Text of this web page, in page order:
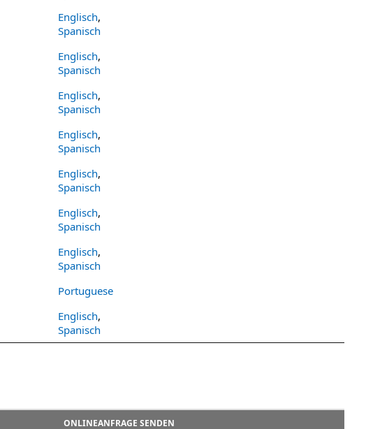
Englisch,
Spanisch
Englisch,
Spanisch
Englisch,
Spanisch
Englisch,
Spanisch
Englisch,
Spanisch
Englisch,
Spanisch
Englisch,
Spanisch
Portuguese
Englisch,
Spanisch
ONLINEANFRAGE SENDEN